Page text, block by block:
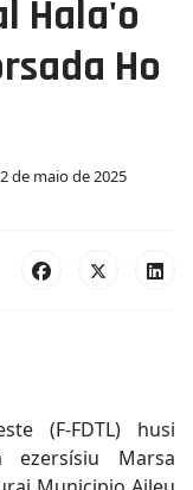
Hala'o
Ho
de maio de 2025
(F-FDTL) husi
ezersísiu Marsa